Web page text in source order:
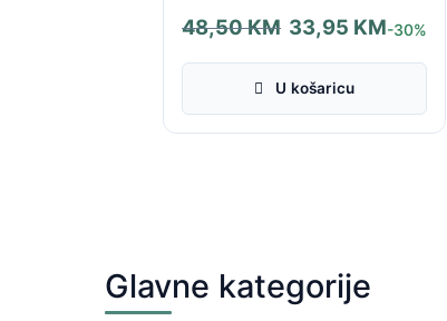
48,50KM
Izvorna
cijena
33,95 KM
Trenutna
cijena
-30%
U košaricu
Glavne kategorije